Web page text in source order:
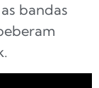
bandas